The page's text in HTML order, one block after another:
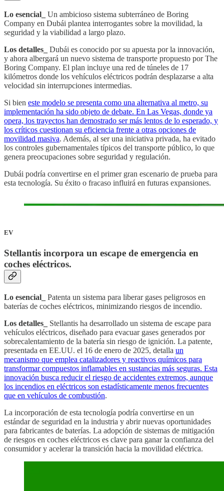
Lo esencial_ Un ambicioso sistema subterráneo de Boring
Company en Dubái plantea interrogantes sobre la movilidad, la
seguridad y la viabilidad a largo plazo.
Los detalles_
Dubái es conocido por su apuesta por la innovación,
y ahora albergará un nuevo sistema de transporte propuesto por The
Boring Company. El plan incluye una red de túneles de 17
kilómetros donde los vehículos eléctricos podrán desplazarse a alta
velocidad sin interrupciones intermedias.
Si bien este modelo se presenta como una alternativa al metro, su
implementación ha sido objeto de debate. En Las Vegas, donde ya
opera, los trayectos han demostrado ser más lentos de lo esperado, y
los críticos cuestionan su eficiencia frente a otras opciones de
movilidad masiva. Además, al ser una iniciativa privada, ha evitado
los controles gubernamentales típicos del transporte público, lo que
genera preocupaciones sobre seguridad y regulación.
Dubái podría convertirse en el primer gran escenario de prueba para
esta tecnología. Su éxito o fracaso influirá en futuras expansiones.
EV
Stellantis incorpora un escape de emergencia en
coches eléctricos.
Lo esencial_ Patenta un sistema para liberar gases peligrosos en
baterías de coches eléctricos, minimizando riesgos de incendio.
Los detalles_ Stellantis ha desarrollado un sistema de escape para
vehículos eléctricos, diseñado para evacuar gases generados por
sobrecalentamiento de la batería sin riesgo de ignición. La patente,
presentada en EE.UU. el 16 de enero de 2025, detalla un
mecanismo que emplea catalizadores y reactivos químicos para
transformar compuestos inflamables en sustancias más seguras. Esta
innovación busca reducir el riesgo de accidentes extremos, aunque
los incendios en eléctricos son estadísticamente menos frecuentes
que en vehículos de combustión.
La incorporación de esta tecnología podría convertirse en un
estándar de seguridad en la industria y abrir nuevas oportunidades
para fabricantes de baterías. La adopción de sistemas de mitigación
de riesgos en coches eléctricos es clave para ganar la confianza del
consumidor y acelerar la transición hacia la movilidad eléctrica.